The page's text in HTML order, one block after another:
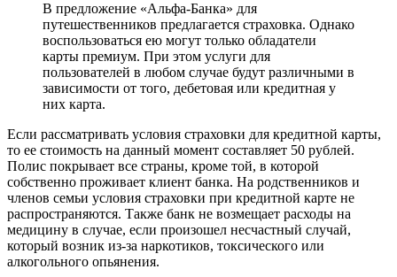
В предложение «Альфа-Банка» для
путешественников предлагается страховка. Однако
воспользоваться ею могут только обладатели
карты премиум. При этом услуги для
пользователей в любом случае будут различными в
зависимости от того, дебетовая или кредитная у
них карта.
Если рассматривать условия страховки для кредитной карты,
то ее стоимость на данный момент составляет 50 рублей.
Полис покрывает все страны, кроме той, в которой
собственно проживает клиент банка. На родственников и
членов семьи условия страховки при кредитной карте не
распространяются. Также банк не возмещает расходы на
медицину в случае, если произошел несчастный случай,
который возник из-за наркотиков, токсического или
алкогольного опьянения.